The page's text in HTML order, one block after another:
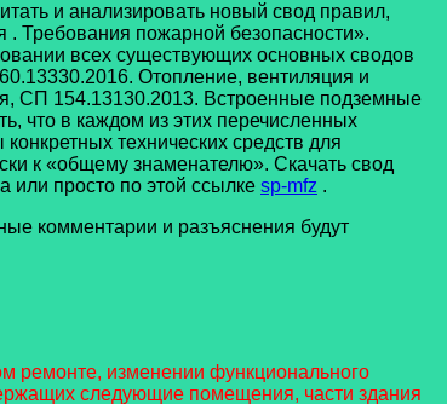
и анализировать новый свод правил,
Требования пожарной безопасности».
всех существующих основных сводов
Отопление, вентиляция и
СП 154.13130.2013. Встроенные подземные
что в каждом из этих перечисленных
технических средств для
к «общему знаменателю». Скачать свод
или просто по этой ссылке sp-mfz .
комментарии и разъяснения будут
ремонте, изменении функционального
следующие помещения, части здания